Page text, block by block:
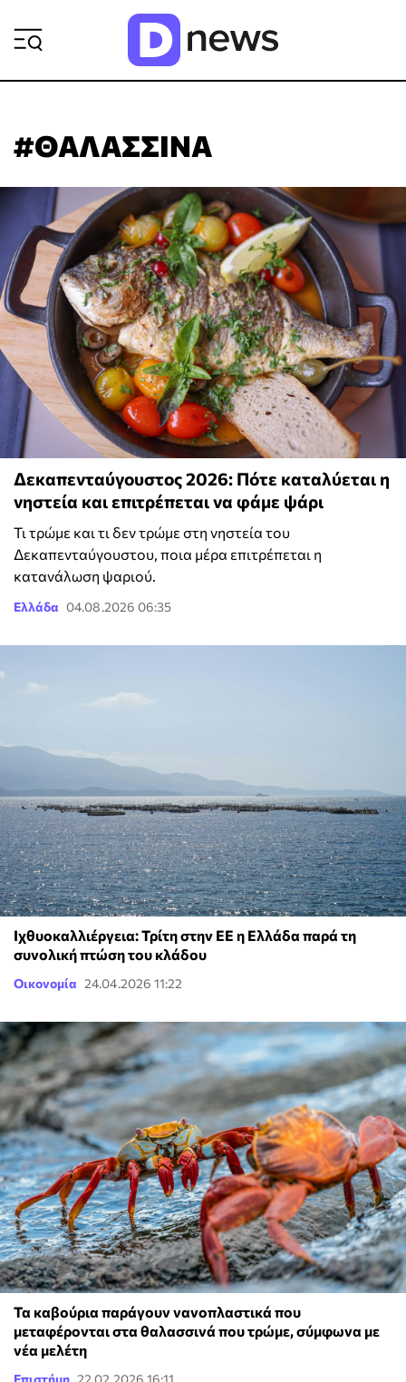
#ΘΑΛΑΣΣΙΝΑ
Δεκαπενταύγουστος 2026: Πότε καταλύεται η
νηστεία και επιτρέπεται να φάμε ψάρι
Τι τρώμε και τι δεν τρώμε στη νηστεία του
Δεκαπενταύγουστου, ποια μέρα επιτρέπεται η
κατανάλωση ψαριού.
Ελλάδα 04.08.2026 06:35
Ιχθυοκαλλιέργεια: Τρίτη στην ΕΕ η Ελλάδα παρά τη
συνολική πτώση του κλάδου
Οικονομία 24.04.2026 11:22
Τα καβούρια παράγουν νανοπλαστικά που
μεταφέρονται στα θαλασσινά που τρώμε, σύμφωνα με
νέα μελέτη
Επιστήμη 22.02.2026 16:11